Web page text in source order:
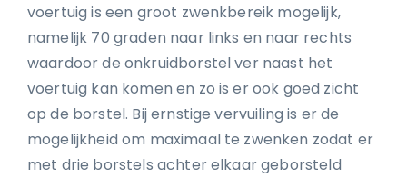
voertuig is een groot zwenkbereik mogelijk,
namelijk 70 graden naar links en naar rechts
waardoor de onkruidborstel ver naast het
voertuig kan komen en zo is er ook goed zicht
op de borstel. Bij ernstige vervuiling is er de
mogelijkheid om maximaal te zwenken zodat er
met drie borstels achter elkaar geborsteld